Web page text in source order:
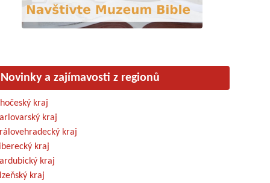
Novinky a zajímavosti z regionů
kraj
kraj
kraj
kraj
kraj
kraj